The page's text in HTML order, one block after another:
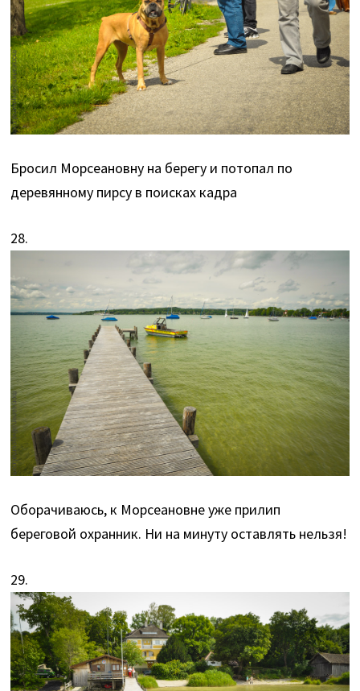
Бросил Морсеановну на берегу и потопал по
деревянному пирсу в поисках кадра
28.
Оборачиваюсь, к Морсеановне уже прилип
береговой охранник. Ни на минуту оставлять нельзя!
29.